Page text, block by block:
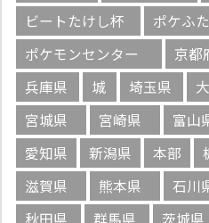
ビートたけし杯
ポケふた
ポケモンセンター
京都
兵庫県
城 埼玉県
宮城県
宮崎県 富山
愛知県
新潟県 本部
滋賀県
熊本県 石川